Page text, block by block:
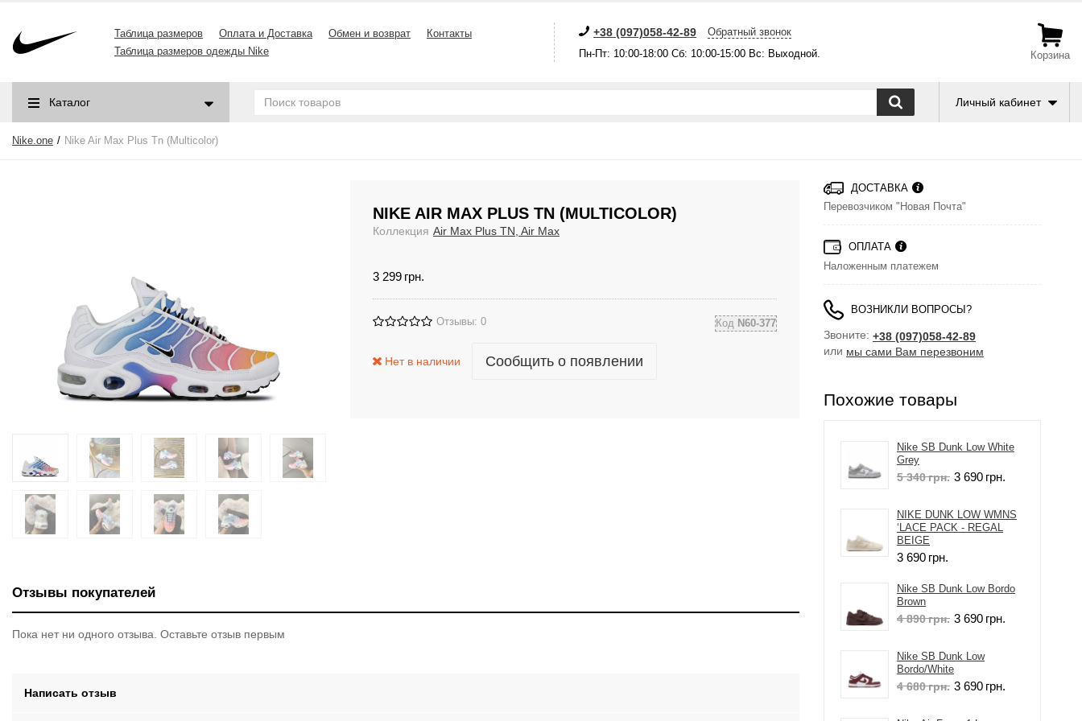
Таблица размеров Оплата и Доставка Обмен и возврат
Контакты
Таблица размеров одежды Nike
+38 (097)058-42-89
Обратный звонок
Пн-Пт: 10:00-18:00 Сб: 10:00-15:00 Вс: Выходной.
Корзина
Каталог Личный кабинет
Nike.one Nike Air Max Plus Tn (Multicolor)
NIKE AIR MAX PLUS TN (MULTICOLOR)
Коллекция Air Max Plus TN, Air Max
3 299 грн.
Отзывы: 0 Код N60-377
Нет в наличии Сообщить о появлении
Отзывы покупателей
Пока нет ни одного отзыва. Оставьте отзыв первым
Написать отзыв
ДОСТАВКА
Перевозчиком "Новая Почта"
ОПЛАТА
Наложенным платежем
ВОЗНИКЛИ ВОПРОСЫ?
Звоните: +38 (097)058-42-89
или мы сами Вам перезвоним
Похожие товары
Nike SB Dunk Low White
Grey
5 340грн. 3 690 грн.
NIKE DUNK LOW WMNS
‘LACE PACK - REGAL
BEIGE
3 690 грн.
Nike SB Dunk Low Bordo
Brown
4 890грн. 3 690 грн.
Nike SB Dunk Low
Bordo/White
4 680грн. 3 690 грн.